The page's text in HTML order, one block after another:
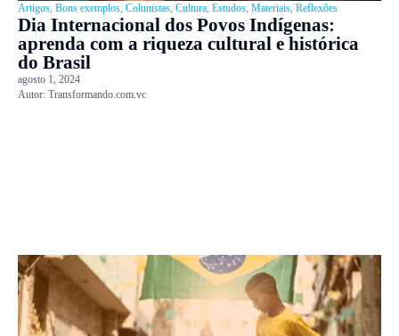
Artigos Bons exemplos Colunistas Cultura Estudos Materiais Reflexões
Dia Internacional dos Povos Indígenas:
aprenda com a riqueza cultural e histórica
do Brasil
agosto 1, 2024
Autor: Transformando.com.vc